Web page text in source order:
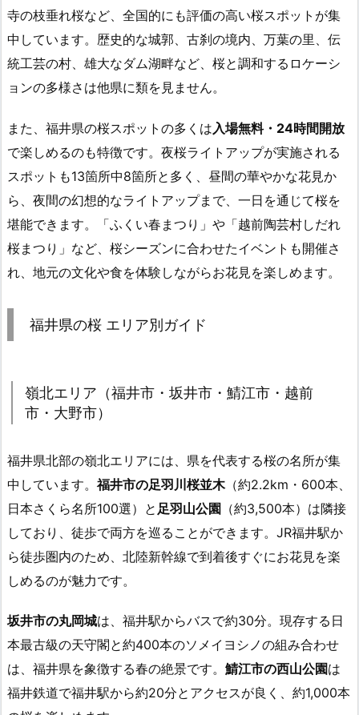
寺の枝垂れ桜など、全国的にも評価の高い桜スポットが集
中しています。歴史的な城郭、古刹の境内、万葉の里、伝
統工芸の村、雄大なダム湖畔など、桜と調和するロケーシ
ョンの多様さは他県に類を見ません。
また、福井県の桜スポットの多くは 入場無料・24時間開放
で楽しめるのも特徴です。夜桜ライトアップが実施される
スポットも13箇所中8箇所と多く、昼間の華やかな花見か
ら、夜間の幻想的なライトアップまで、一日を通じて桜を
堪能できます。「ふくい春まつり」や「越前陶芸村しだれ
桜まつり」など、桜シーズンに合わせたイベントも開催さ
れ、地元の文化や食を体験しながらお花見を楽しめます。
福井県の桜 エリア別ガイド
嶺北エリア（福井市・坂井市・鯖江市・越前
市・大野市）
福井県北部の嶺北エリアには、県を代表する桜の名所が集
中しています。 福井市の足羽川桜並木（約2.2km・600本、
日本さくら名所100選）と 足羽山公園 （約3,500本）は隣接
しており、徒歩で両方を巡ることができます。JR福井駅か
ら徒歩圏内のため、北陸新幹線で到着後すぐにお花見を楽
しめるのが魅力です。
坂井市の丸岡城は、福井駅からバスで約30分。現存する日
本最古級の天守閣と約400本のソメイヨシノの組み合わせ
は、福井県を象徴する春の絶景です。 鯖江市の西山公園は
福井鉄道で福井駅から約20分とアクセスが良く、約1,000本